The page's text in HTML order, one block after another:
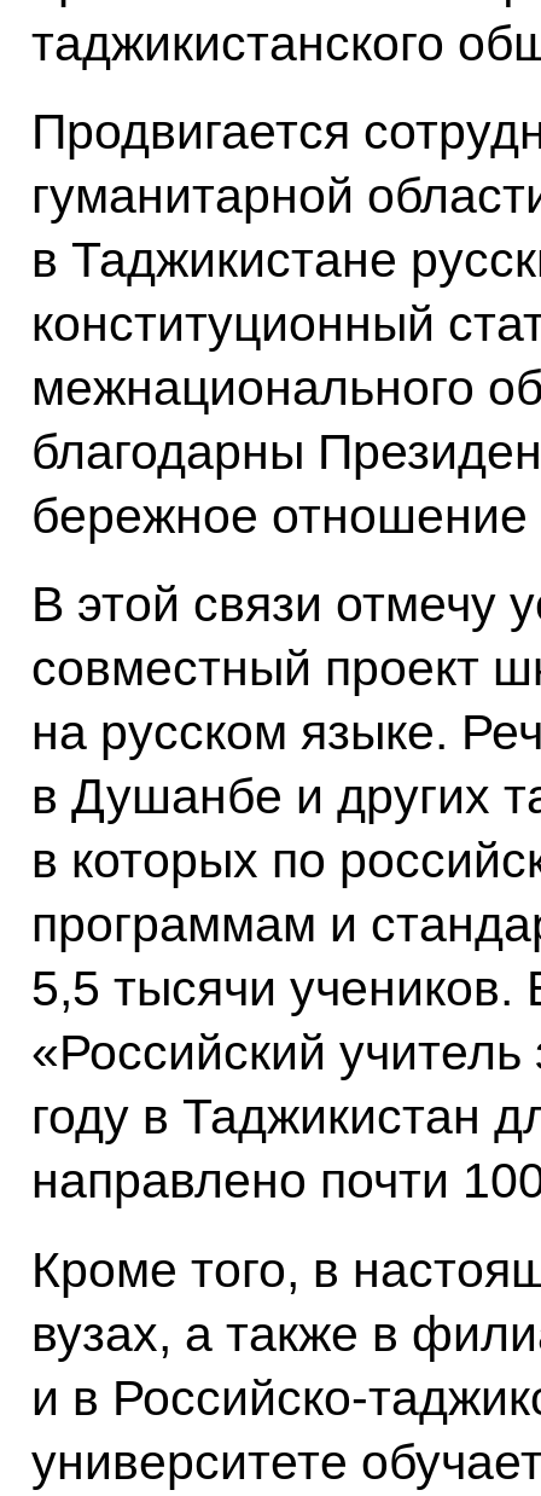
таджикистанского
Продвигается
гуманитарной
в Таджикистане
конституционный
межнационального
благодарны
бережное отношение
В этой связи отмечу
совместный проект
на русском языке.
в Душанбе и других
в которых по
программам и
5,5 тысячи учеников.
«Российский
году в Таджикистан
направлено почти
Кроме того, в
вузах, а также в
и в Российско-
университете